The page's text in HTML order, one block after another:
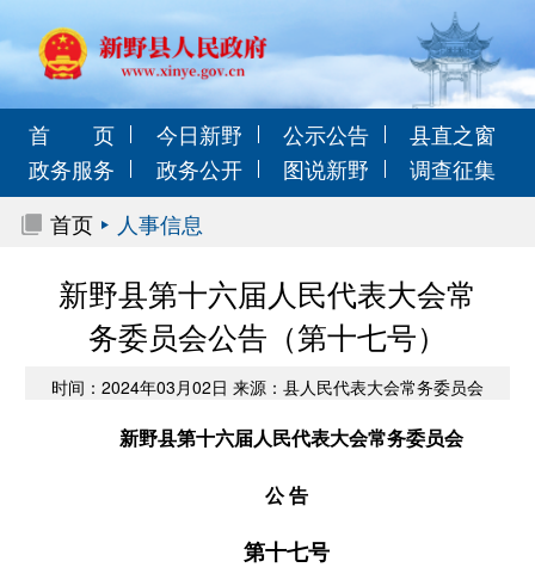
首 页 今日新野 公示公告
县直之窗
政务服务
政务公开 图说新野
调查征集
首页
人事信息
新野县第十六届人民代表大会常
务委员会公告（第十七号）
时间：2024年03月02日 来源：县人民代表大会常务委员会
新野县第十六届人民代表大会常务委员会
公 告
第十七号